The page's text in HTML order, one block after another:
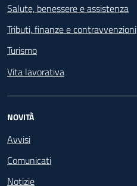
Salute, benessere e assistenza
Tributi, finanze e contravvenzioni
Turismo
Vita lavorativa
NOVITÀ
Avvisi
Comunicati
Notizie